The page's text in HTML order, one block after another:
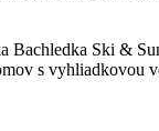
Ski &
s vyhliadkovou